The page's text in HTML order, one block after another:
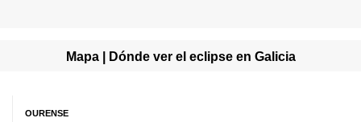
Mapa | Dónde ver el eclipse en Galicia
OURENSE